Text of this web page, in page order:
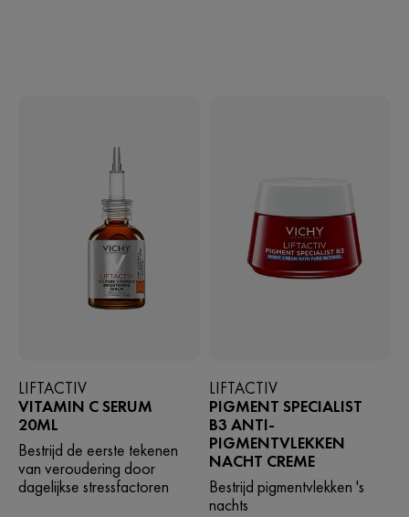
LIFTACTIV
VITAMIN C SERUM
20ML
Bestrijd de eerste tekenen
van veroudering door
dagelijkse stressfactoren
LIFTACTIV
PIGMENT SPECIALIST
B3 ANTI-
PIGMENTVLEKKEN​
NACHT CREME
Bestrijd pigmentvlekken 's
nachts